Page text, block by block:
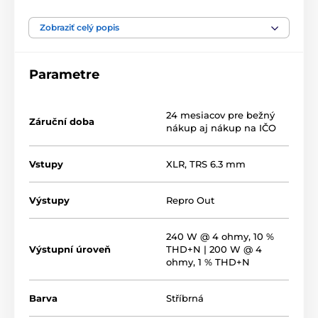
příslušenství. Záruka 2 roky.
Čistý zdroj síly v Mono
To nejlepší, co
aktuálně mezi výkonovými
D/A převodníkem
a předzesilovačemPRE90
kontrolou. Jakékoli reproduktory budou z takového
spojení těžit.
Zobraziť celý popis
Parametre
Záruční doba
24 mesiacov pre bežný
nákup aj nákup na IČO
Vstupy XLR, TRS 6.3 mm
Výstupy Repro Out
Výstupní úroveň
240 W @ 4 ohmy, 10 %
THD+N | 200 W @ 4
ohmy, 1 % THD+N
Barva Stříbrná